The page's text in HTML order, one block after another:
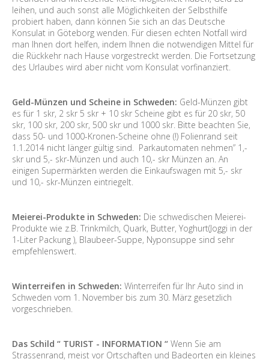
leihen, und auch sonst alle Möglichkeiten der Selbsthilfe
probiert haben, dann können Sie sich an das Deutsche
Konsulat in Göteborg wenden. Für diesen echten Notfall wird
man Ihnen dort helfen, indem Ihnen die notwendigen Mittel für
die Rückkehr nach Hause vorgestreckt werden. Die Fortsetzung
des Urlaubes wird aber nicht vom Konsulat vorfinanziert.
Geld-Münzen und Scheine in Schweden: Geld-Münzen gibt
es für 1 skr, 2 skr 5 skr + 10 skr Scheine gibt es für 20 skr, 50
skr, 100 skr, 200 skr, 500 skr und 1000 skr. Bitte beachten Sie,
dass 50- und 1000-Kronen-Scheine ohne (!) Folienrand seit
1.1.2014 nicht länger gültig sind. Parkautomaten nehmen” 1,-
skr und 5,- skr-Münzen und auch 10,- skr Münzen an. An
einigen Supermärkten werden die Einkaufswagen mit 5,- skr
und 10,- skr-Münzen eintriegelt.
Meierei-Produkte in Schweden: Die schwedischen Meierei-
Produkte wie z.B. Trinkmilch, Quark, Butter, Yoghurt(Joggi in der
1-Liter Packung ), Blaubeer-Suppe, Nyponsuppe sind sehr
empfehlenswert.
Winterreifen in Schweden: Winterreifen für Ihr Auto sind in
Schweden vom 1. November bis zum 30. März gesetzlich
vorgeschrieben.
Das Schild “ TURIST - INFORMATION “ Wenn Sie am
Strassenrand, meist vor Ortschaften und Badeorten ein kleines